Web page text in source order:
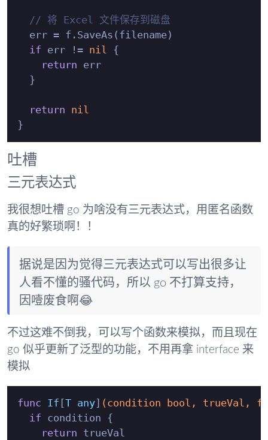
// 将 Excel 文件保存到磁盘
  err = f.SaveAs(filename)
if err != nil
{
return err
  }
return nil
吐槽
三元表达式
我很想吐槽 go 为啥没有三元表达式，用匿名函数
真的好繁琐啊！！
据说是因为觉得三元表达式可以写出很多让
人看不懂的骚代码，所以 go 不打算支持，
因噎废食啊😂
不过这难不倒我，可以写个函数来模拟，而且现在
go 似乎更新了泛型的功能，不用再拿 interface 来
模拟
func If [T any] (condition bool , trueVal,
if condition {
return trueVal